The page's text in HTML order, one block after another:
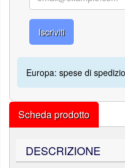
Iscriviti
Europa: spese di
Scheda prodotto
DESCRIZIONE